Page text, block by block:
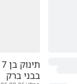
בבני ברק